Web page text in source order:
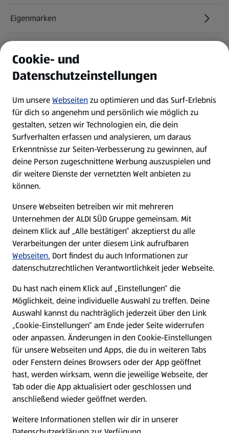
Eigenmarken
Newsletter
WhatsApp
Über ALDI SÜD
Filialen
Nachhaltigkeit
Karriere
Presse
Hilfe & Kontakt
(öffnet in einem neuen Tab)
Unternehmen
Folge uns hier:
Cookie- und
Datenschutzeinstellungen
Um unsereWebseitenzu optimieren und das Surf-Erlebnis
für dich so angenehm und persönlich wie möglich zu
gestalten, setzen wir Technologien ein, die dein
Surfverhalten erfassen und analysieren, um daraus
Erkenntnisse zur Seiten-Verbesserung zu gewinnen, auf
deine Person zugeschnittene Werbung auszuspielen und
dir weitere Dienste der vernetzten Welt anbieten zu
können.
Unsere Webseiten betreiben wir mit mehreren
Unternehmen der ALDI SÜD Gruppe gemeinsam. Mit
deinem Klick auf „Alle bestätigen“ akzeptierst du alle
Verarbeitungen der unter diesem Link aufrufbaren
Webseiten. Dort findest du auch Informationen zur
datenschutzrechtlichen Verantwortlichkeit jeder Webseite.
Du hast nach einem Klick auf „Einstellungen“ die
Möglichkeit, deine individuelle Auswahl zu treffen. Deine
Auswahl kannst du nachträglich jederzeit über den Link
„Cookie-Einstellungen“ am Ende jeder Seite widerrufen
oder anpassen. Änderungen in den Cookie-Einstellungen
für unsere Webseiten und Apps, die du in weiteren Tabs
oder Fenstern deines Browsers oder der App geöffnet
hast, werden wirksam, wenn die jeweilige Webseite, der
Tab oder die App aktualisiert oder geschlossen und
anschließend wieder geöffnet werden.
Weitere Informationen stellen wir dir in unserer